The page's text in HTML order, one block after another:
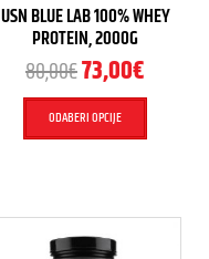
USN BLUE LAB 100% WHEY
PROTEIN, 2000G
80,00€73,00€
ODABERI OPCIJE